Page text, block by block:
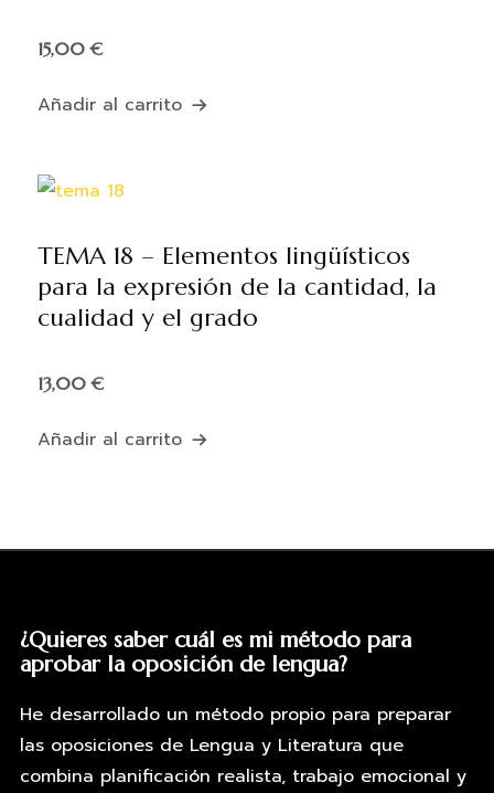
15,00€
Añadir al carrito
TEMA 18 – Elementos lingüísticos
para la expresión de la cantidad, la
cualidad y el grado
13,00€
Añadir al carrito
¿Quieres saber cuál es mi método para
aprobar la oposición de lengua?
He desarrollado un método propio para preparar
las oposiciones de Lengua y Literatura que
combina planificación realista, trabajo emocional y